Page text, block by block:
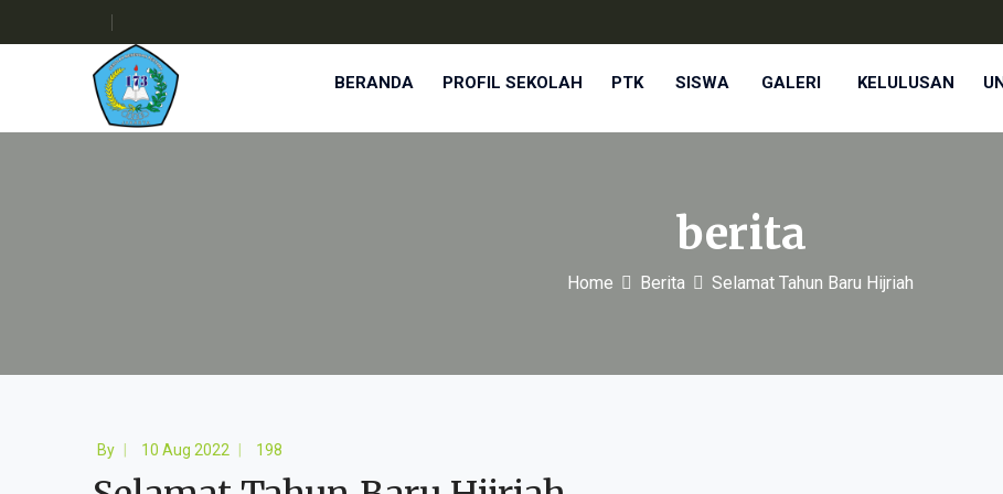
BERANDA PROFIL SEKOLAH PTK SISWA GALERI KELULUSAN
berita
Home Berita Selamat Tahun Baru Hijriah
By 10 Aug 2022 198